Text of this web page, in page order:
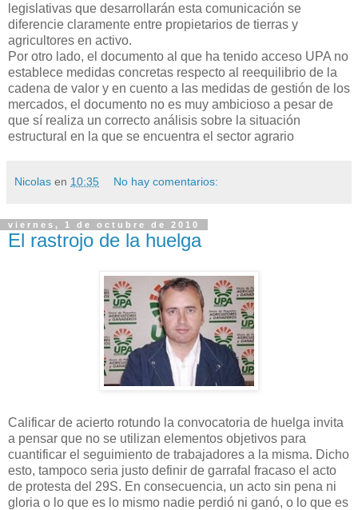
legislativas que desarrollarán esta comunicación se
diferencie claramente entre propietarios de tierras y
agricultores en activo.
Por otro lado, el documento al que ha tenido acceso UPA no
establece medidas concretas respecto al reequilibrio de la
cadena de valor y en cuento a las medidas de gestión de los
mercados, el documento no es muy ambicioso a pesar de
que sí realiza un correcto análisis sobre la situación
estructural en la que se encuentra el sector agrario
Nicolas en 10:35 No hay comentarios:
viernes, 1 de octubre de 2010
El rastrojo de la huelga
Calificar de acierto rotundo la convocatoria de huelga invita
a pensar que no se utilizan elementos objetivos para
cuantificar el seguimiento de trabajadores a la misma. Dicho
esto, tampoco seria justo definir de garrafal fracaso el acto
de protesta del 29S. En consecuencia, un acto sin pena ni
gloria o lo que es lo mismo nadie perdió ni ganó, o lo que es